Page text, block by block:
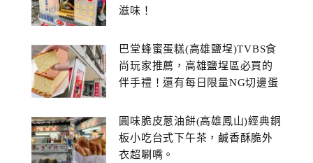
滋味！
巴堂蜂蜜蛋糕(高雄鹽埕)TVBS食
尚玩家推薦，高雄鹽埕區必買的
伴手禮！還有每日限量NG切邊蛋
圓味脆皮蔥油餅(高雄鳳山)經典銅
板小吃台式下午茶，鹹香酥脆外
衣超唰嘴。